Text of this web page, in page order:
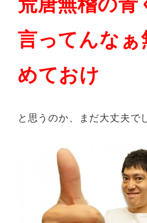
言ってんなぁ
めておけ
と思うのか、まだ大丈夫で